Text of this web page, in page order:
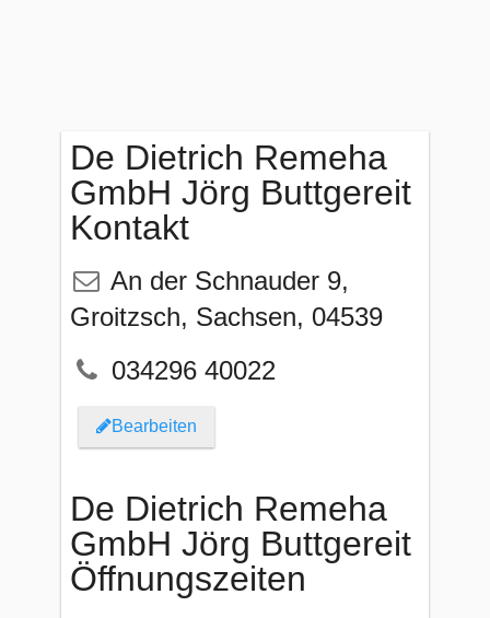
De Dietrich Remeha
GmbH Jörg Buttgereit
Kontakt
An der Schnauder 9,
Groitzsch, Sachsen, 04539
034296 40022
Bearbeiten
De Dietrich Remeha
GmbH Jörg Buttgereit
Öffnungszeiten